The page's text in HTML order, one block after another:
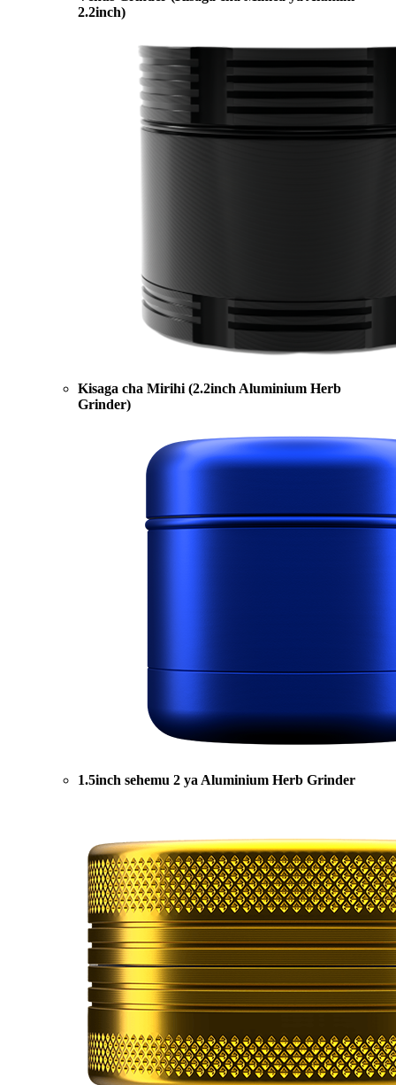
2.2inch)
Kisaga cha Mirihi (2.2inch Aluminium Herb
Grinder)
1.5inch sehemu 2 ya Aluminium Herb Grinder